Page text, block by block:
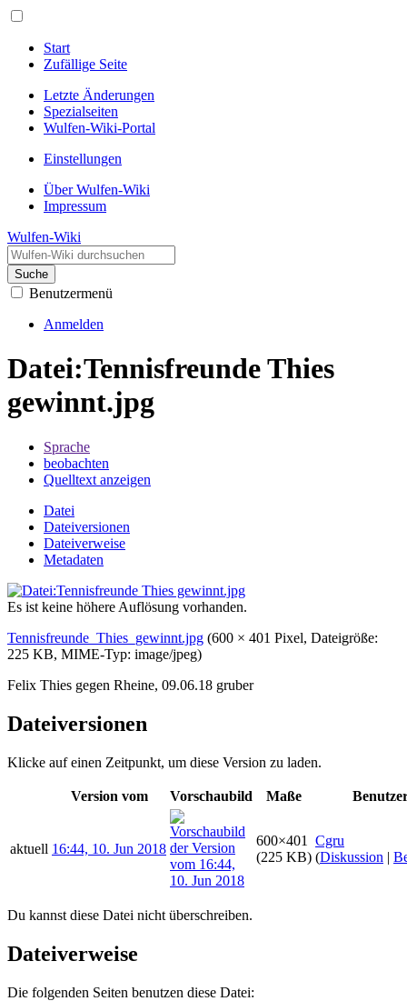
Start
Zufällige Seite
Letzte Änderungen
Spezialseiten
Wulfen-Wiki-Portal
Einstellungen
Über Wulfen-Wiki
Impressum
Wulfen-Wiki
Suche
Benutzermenü
Anmelden
Datei:Tennisfreunde Thies
gewinnt.jpg
Sprache
beobachten
Quelltext anzeigen
Datei
Dateiversionen
Dateiverweise
Metadaten
Es ist keine höhere Auflösung vorhanden.
Tennisfreunde_Thies_gewinnt.jpg (600 × 401 Pixel, Dateigröße:
225 KB, MIME-Typ: image/jpeg)
Felix Thies gegen Rheine, 09.06.18 gruber
Dateiversionen
Klicke auf einen Zeitpunkt, um diese Version zu laden.
Version vom Vorschaubild Maße
aktuell 16:44, 10. Jun 2018
600×401
(225 KB)
Cgru
(Diskussion |
Du kannst diese Datei nicht überschreiben.
Dateiverweise
Die folgenden Seiten benutzen diese Datei: